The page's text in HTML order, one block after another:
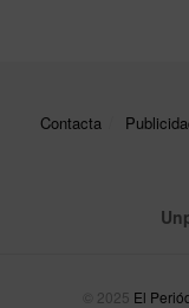
Contacta
© 2025 El